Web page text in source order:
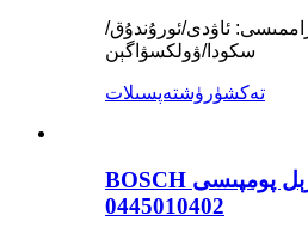
ئاۋدى/ئورۇندۇق/
سكودا/ۋولكسۋاگېن
تەكشۈرۈشتەپسىلات
BOSCH ئەسلى دىزېل پومپىسى
0445010402